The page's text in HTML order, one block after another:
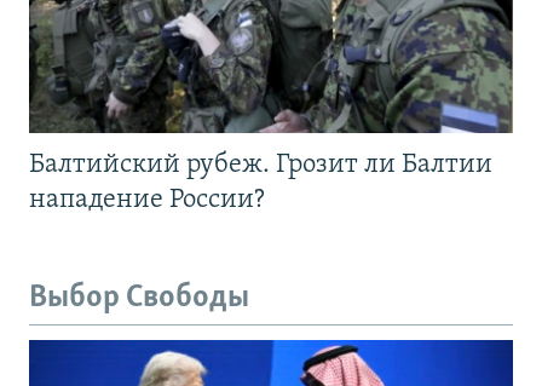
Балтийский рубеж. Грозит ли Балтии
нападение России?
Выбор Свободы